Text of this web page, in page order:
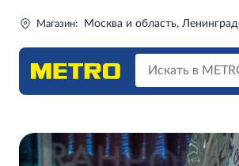
Магазин: Москва и область,